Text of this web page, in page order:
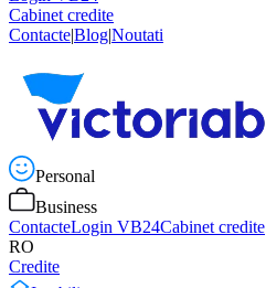
Cabinet credite
Contacte|Blog|Noutati
Personal
Business
ContacteLogin VB24Cabinet credite
RO
Credite